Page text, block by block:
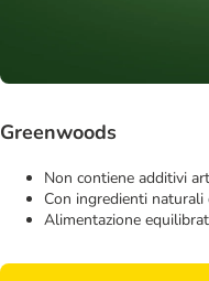
Greenwoods
Non contiene additivi
Con ingredienti
Alimentazione